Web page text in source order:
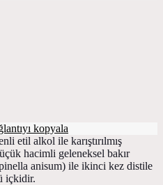
kopyala
etil alkol ile karıştırılmış
hacimli geleneksel bakır
anisum) ile ikinci kez distile
içkidir.